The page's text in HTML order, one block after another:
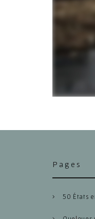
Pages
50 États